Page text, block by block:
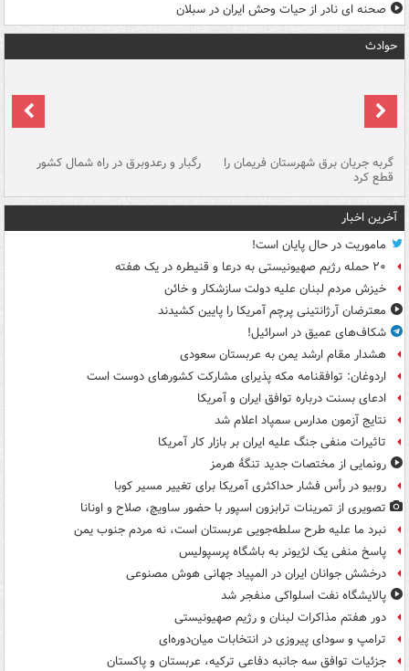
صحنه ای نادر از حیات وحش ایران در سبلان
حوادث
گربه جریان برق شهرستان فریمان را
قطع کرد
رگبار و رعدوبرق در راه شمال کشور
آخرین اخبار
ماموریت در حال پایان است!
۲۰ حمله رژیم صهیونیستی به درعا و قنیطره در یک هفته
خیزش مردم لبنان علیه دولت سازشکار و خائن
معترضان آرژانتینی پرچم آمریکا را پایین کشیدند
شکاف‌های عمیق در اسرائیل!
هشدار مقام ارشد یمن به عربستان سعودی
اردوغان: توافقنامه مکه پذیرای مشارکت کشورهای دوست است
ادعای بسنت درباره توافق ایران و آمریکا
نتایج آزمون مدارس سمپاد اعلام شد
تاثیرات منفی جنگ علیه ایران بر بازار کار آمریکا
رونمایی از مختصات جدید تنگۀ هرمز
روبیو در رأس فشار حداکثری آمریکا برای تغییر مسیر کوبا
تصویری از تمرینات ترابزون اسپور با حضور ساویچ، صلاح و اونانا
نبرد ما علیه طرح سلطه‌جویی عربستان است، نه مردم جنوب یمن
پاسخ منفی یک لژیونر به باشگاه پرسپولیس
درخشش جوانان ایران در المپیاد جهانی هوش مصنوعی
پالایشگاه نفت اسلواکی منفجر شد
دور هفتم مذاکرات لبنان و رژیم صهیونیستی
ترامپ و سودای پیروزی در انتخابات میان‌دوره‌ای
جزئیات توافق سه جانبه دفاعی ترکیه، عربستان و پاکستان